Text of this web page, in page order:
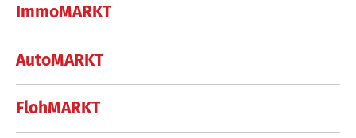
ImmoMARKT
AutoMARKT
FlohMARKT